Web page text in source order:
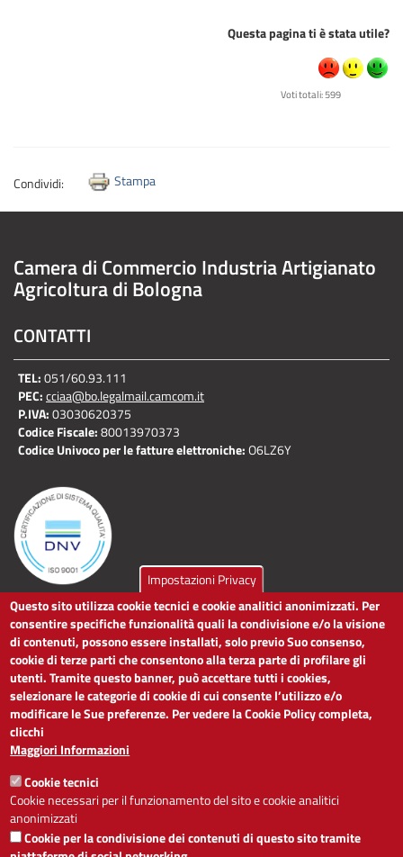
Questa pagina ti è stata utile?
Voti totali: 599
Condividi: Stampa
Camera di Commercio Industria Artigianato
Agricoltura di Bologna
CONTATTI
TEL:051/60.93.111
PEC:cciaa@bo.legalmail.camcom.it
P.IVA:03030620375
Codice Fiscale:80013970373
Codice Univoco per le fatture elettroniche:O6LZ6Y
LINK UTILI
Dichiarazione di accessibilità
Obiettivi di accessibilità
Segnalaci problemi di accessibilità
Note legali
Privacy
Accesso riservato
ACCESSIBILITÀ
- A +
Impostazioni Privacy
Questo sito utilizza cookie tecnici e cookie analitici anonimizzati. Per
consentire specifiche funzionalità quali la condivisione e/o la visione
di contenuti, possono essere installati, solo previo Suo consenso,
cookie di terze parti che consentono alla terza parte di profilare gli
utenti. Tramite questo banner, può accettare tutti i cookies,
selezionare le categorie di cookie di cui consente l’utilizzo e/o
modificare le Sue preferenze. Per vedere la Cookie Policy completa,
clicchi
Maggiori Informazioni
Cookie tecnici
Cookie necessari per il funzionamento del sito e cookie analitici
anonimizzati
Cookie per la condivisione dei contenuti di questo sito tramite